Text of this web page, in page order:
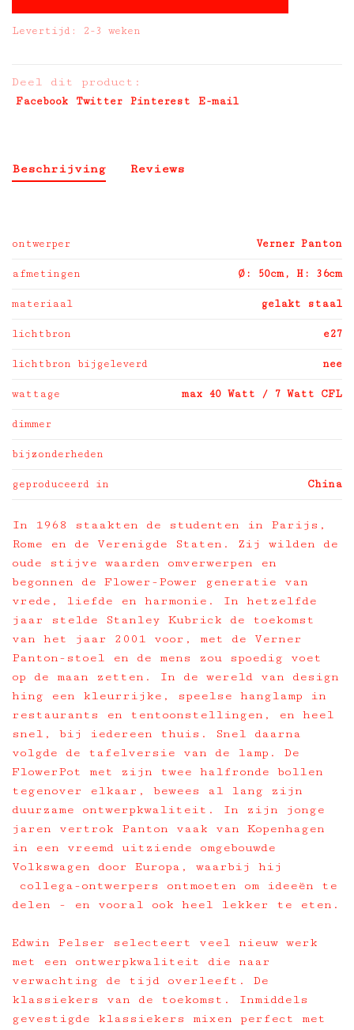
Levertijd: 2-3 weken
Deel dit product:
Facebook Twitter Pinterest E-mail
Beschrijving Reviews
ontwerper Verner Panton
afmetingen Ø: 50cm, H: 36cm
materiaal gelakt staal
lichtbron e27
lichtbron bijgeleverd nee
wattage max 40 Watt / 7 Watt CFL
dimmer
bijzonderheden
geproduceerd in China
In 1968 staakten de studenten in Parijs,
Rome en de Verenigde Staten. Zij wilden de
oude stijve waarden omverwerpen en
begonnen de Flower-Power generatie van
vrede, liefde en harmonie. In hetzelfde
jaar stelde Stanley Kubrick de toekomst
van het jaar 2001 voor, met de Verner
Panton-stoel en de mens zou spoedig voet
op de maan zetten. In de wereld van design
hing een kleurrijke, speelse hanglamp in
restaurants en tentoonstellingen, en heel
snel, bij iedereen thuis. Snel daarna
volgde de tafelversie van de lamp. De
FlowerPot met zijn twee halfronde bollen
tegenover elkaar, bewees al lang zijn
duurzame ontwerpkwaliteit. In zijn jonge
jaren vertrok Panton vaak van Kopenhagen
in een vreemd uitziende omgebouwde
Volkswagen door Europa, waarbij hij
collega-ontwerpers ontmoeten om ideeën te
delen - en vooral ook heel lekker te eten.
Edwin Pelser selecteert veel nieuw werk
met een ontwerpkwaliteit die naar
verwachting de tijd overleeft. De
klassiekers van de toekomst. Inmiddels
gevestigde klassiekers mixen perfect met